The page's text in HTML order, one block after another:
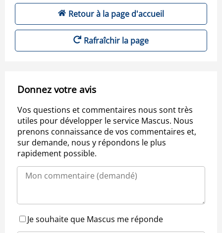
Retour à la page d'accueil
Rafraîchir la page
Donnez votre avis
Vos questions et commentaires nous sont très
utiles pour développer le service Mascus. Nous
prenons connaissance de vos commentaires et,
sur demande, nous y répondons le plus
rapidement possible.
Je souhaite que Mascus me réponde